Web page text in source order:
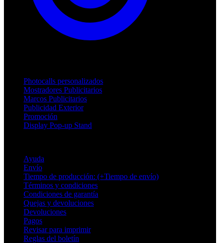
Photocalls personalizados
Mostradores Publicitarios
Marcos Publicitarios
Publicidad Exterior
Promoción
Display Pop-up Stand
Ayuda
Envío
Tiempo de producción: (+Tiempo de envío)
Términos y condiciones
Condiciones de garantía
Quejas y devoluciones
Devoluciones
Pagos
Revisar para imprimir
Reglas del boletín